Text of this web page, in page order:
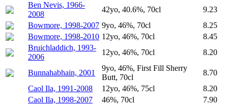
Ben Nevis, 1966-
2008
42yo, 40.6%, 70cl
9.23
Bowmore, 1998-2007 9yo, 46%, 70cl
8.25
Bowmore, 1998-2010 12yo, 46%, 70cl
8.45
Bruichladdich, 1993-
2006
12yo, 46%, 70cl 8.20
Bunnahabhain, 2001
9yo, 46%, First Fill Sherry
Butt, 70cl
8.70
Caol Ila, 1991-2008
12yo, 46%, 75cl
8.20
Caol Ila, 1998-2007
46%, 70cl
7.90